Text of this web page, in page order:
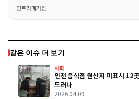
인트라매거진
같은 이슈 더 보기
사회
인천 음식점 원산지 미표시 12
드러나
2026.04.09